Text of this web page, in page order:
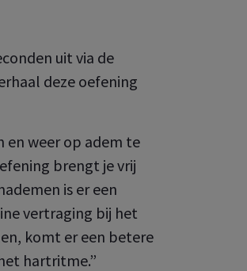
uit via de
deze oefening
en weer op adem te
brengt je vrij
is er een
vertraging bij het
komt er een betere
hartritme.”